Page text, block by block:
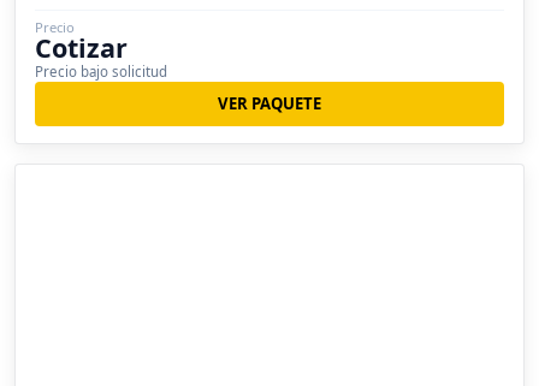
Precio
Cotizar
Precio bajo solicitud
VER PAQUETE